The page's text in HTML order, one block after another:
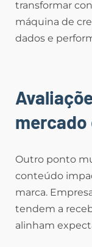
transformar
máquina de
dados e
mercado
Outro ponto
conteúdo
marca.
tendem a
alinham